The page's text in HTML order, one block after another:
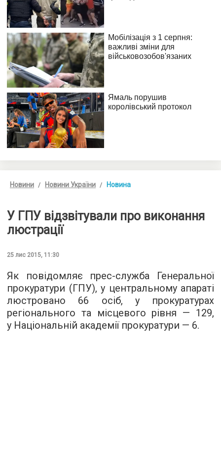
Новини Новини України Новина
У ГПУ відзвітували про виконання
люстрації
25 лис 2015, 11:30
Як повідомляє прес-служба Генеральної
прокуратури (ГПУ), у центральному апараті
люстровано 66 осіб, у прокуратурах
регіонального та місцевого рівня — 129,
у Національній академії прокуратури — 6.